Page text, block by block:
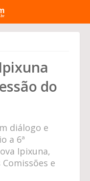
do
diálogo e
a 6ª
Ipixuna,
e